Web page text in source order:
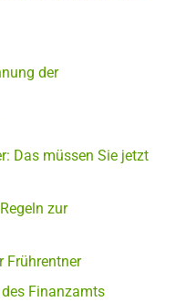
der
Das müssen Sie jetzt
zur
Frührentner
Finanzamts